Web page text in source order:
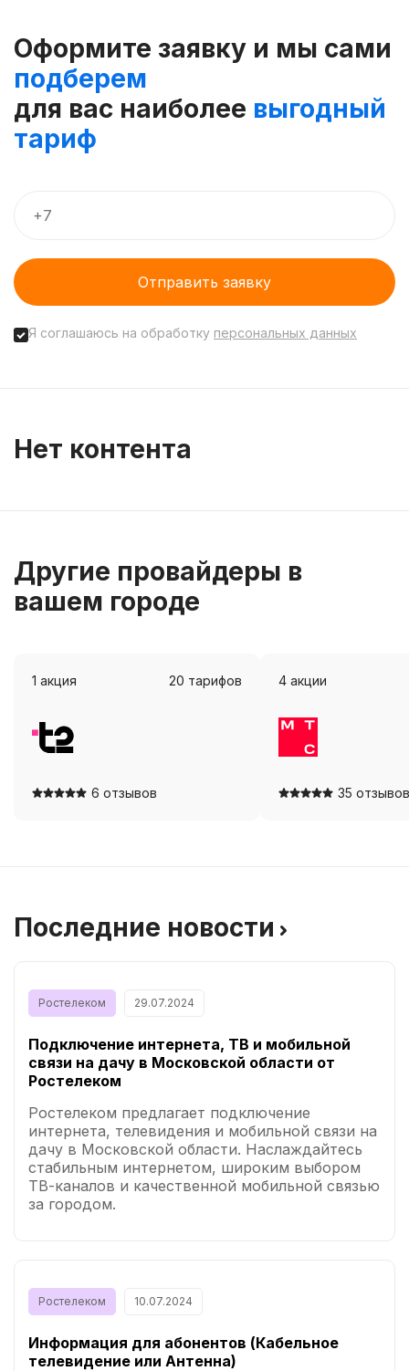
Оформите заявку и мы сами
подберем
для вас наиболее выгодный
тариф
Отправить заявку
Я соглашаюсь на обработку персональных данных
Нет контента
Другие провайдеры в
вашем городе
1 акция 20 тарифов
6 отзывов
4 акции
35 отзывов
Последние новости
Ростелеком 29.07.2024
Подключение интернета, ТВ и мобильной
связи на дачу в Московской области от
Ростелеком
Ростелеком предлагает подключение
интернета, телевидения и мобильной связи на
дачу в Московской области. Наслаждайтесь
стабильным интернетом, широким выбором
ТВ-каналов и качественной мобильной связью
за городом.
Ростелеком 10.07.2024
Информация для абонентов (Кабельное
телевидение или Антенна)